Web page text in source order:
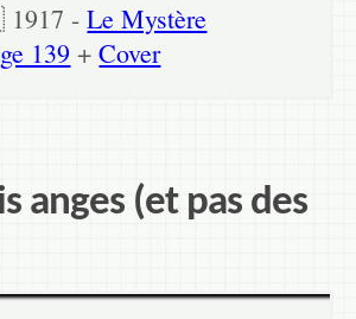
1917 -Le Mystère
139 +Cover
anges (et pas des